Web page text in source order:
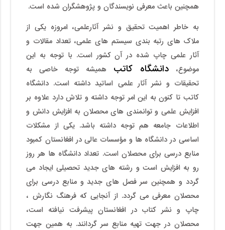
همچنین باعث معرفی نویسندگان و پژوهشگران شده است.
به خاطر اهمیت تحقیق و نشر آثارعلمی، امروزه یکی از
ملاک های رتبه بندی سیستم های علمی، تعداد مقالات و
آثار علمی چاپ شده در آن کشور است. با توجه به این
موضوع،دانشگاه کاتب همیشه توجه خاصی به
تحقیقات و نشر آثار علمی اساتید داشته است. دانشگاه
کاتب تا کنون به این امر توجه داشته و تلاش دارد علاوه بر
افزایش علمی و توانمندی های محصلان به افزایش دانش و
اطلاعات جامعه هم توجه داشته باشد. یکی از مشکلات
اساسی در دانشگاه ها و مؤسسات عالی در افغانستان کمبود
منابع درسی برای محصلان است. تعداد دانشگاه ها هر روز
رو به افزایش است و رشته های جدید تحصیلی ایجاد می
گردد و همچنین سر فصل های جدید و منابع درسی برای
محصلان معرفی می گردد. از آنجایی که فرهنگ نگارش ،
چاپ و نشر کتاب در افغانستان پیشرفت نیافته است،
محصلان در جهت تهیه منابع سر گردانند. به همین جهت